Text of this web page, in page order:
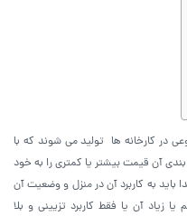
در کارخانه ها تولید می شوند که با
آن قیمت بیشتر یا کمتری را به خود
باید به کاربرد آن در منزل و وضعیت آن
زیاد آن یا فقط کاربرد تزیینی و بلا